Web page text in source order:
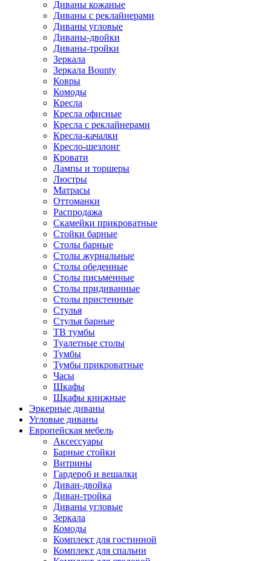
Диваны кожаные
Диваны с реклайнерами
Диваны угловые
Диваны-двойки
Диваны-тройки
Зеркала
Зеркала Bounty
Ковры
Комоды
Кресла
Кресла офисные
Кресла с реклайнерами
Кресла-качалки
Кресло-шезлонг
Кровати
Лампы и торшеры
Люстры
Матрасы
Оттоманки
Распродажа
Скамейки прикроватные
Стойки барные
Столы барные
Столы журнальные
Столы обеденные
Столы письменные
Столы придиванные
Столы пристенные
Стулья
Стулья барные
ТВ тумбы
Туалетные столы
Тумбы
Тумбы прикроватные
Часы
Шкафы
Шкафы книжные
Эркерные диваны
Угловые диваны
Европейская мебель
Аксессуары
Барные стойки
Витрины
Гардероб и вешалки
Диван-двойка
Диван-тройка
Диваны угловые
Зеркала
Комоды
Комплект для гостинной
Комплект для спальни